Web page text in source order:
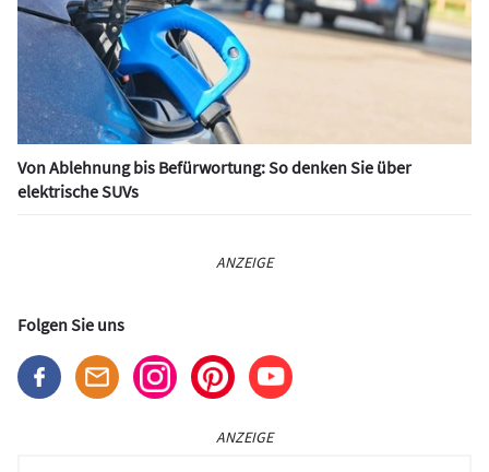
Von Ablehnung bis Befürwortung: So denken Sie über
elektrische SUVs
ANZEIGE
Folgen Sie uns
ANZEIGE